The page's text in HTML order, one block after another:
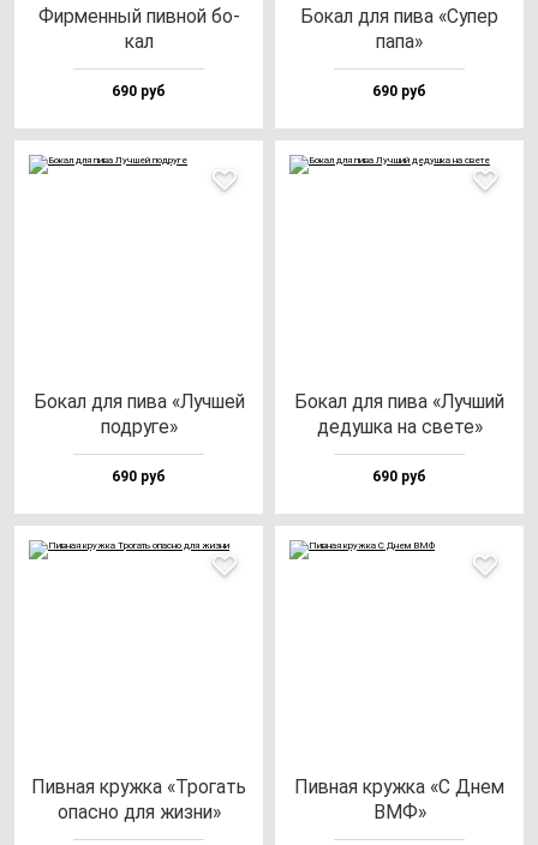
Фир­мен­ный пив­ной бо­
кал
690 руб
Бокал для пи­ва «Супер
па­па»
690 руб
Бокал для пи­ва «Луч­шей
под­ру­ге»
690 руб
Бокал для пи­ва «Луч­ший
де­душ­ка на све­те»
690 руб
Пив­ная круж­ка «Тро­гать
опас­но для жиз­ни»
Пив­ная круж­ка «С Днем
ВМФ»